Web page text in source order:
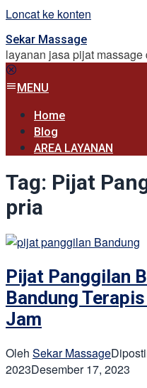
Loncat ke konten
Sekar Massage
layanan jasa pijat
MENU
Home
Blog
AREA LAYANAN
Tag: Pijat
pria
Pijat Panggilan
Bandung
Jam
Oleh Sekar Massage
2023Desember 17, 2023